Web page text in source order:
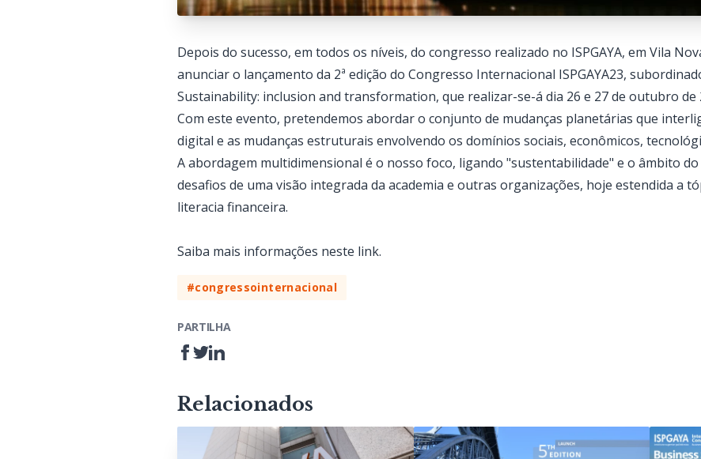
Depois do sucesso, em todos os níveis, do congresso realizado no ISPGAYA, em Vila
anunciar o lançamento da 2ª edição do Congresso Internacional ISPGAYA23,
Sustainability: inclusion and transformation, que realizar-se-á dia 26 e 27 de outubro de
Com este evento, pretendemos abordar o conjunto de mudanças planetárias que
digital e as mudanças estruturais envolvendo os domínios sociais, econômicos,
A abordagem multidimensional é o nosso foco, ligando "sustentabilidade" e o âmbito
desafios de uma visão integrada da academia e outras organizações, hoje estendida a
literacia financeira.
Saiba mais informações neste link.
#congressointernacional
PARTILHA
Relacionados